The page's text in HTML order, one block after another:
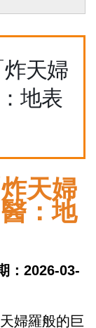
天婦
地表
天婦
：地
：2026-03-